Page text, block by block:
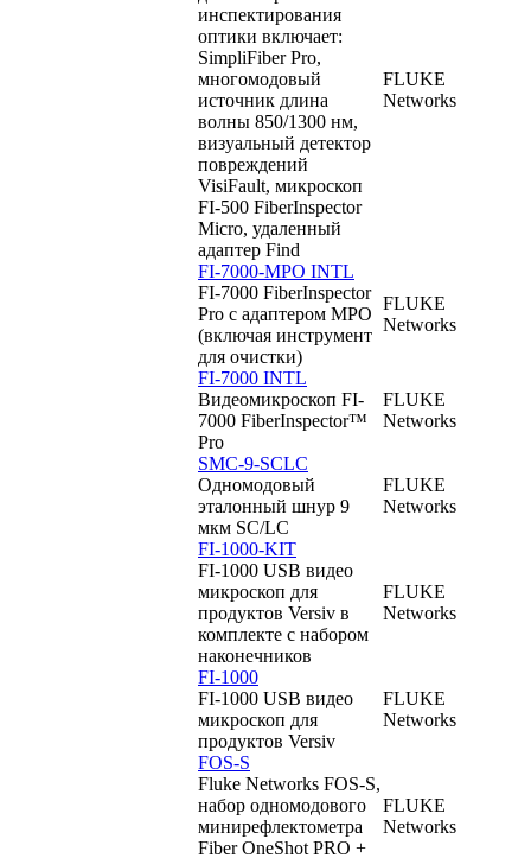
инспектирования
оптики включает:
SimpliFiber Pro,
многомодовый
источник длина
волны 850/1300 нм,
визуальный детектор
повреждений
VisiFault, микроскоп
FI-500 FiberInspector
Micro, удаленный
адаптер Find
FLUKE
Networks
FI-7000-MPO INTL
FI-7000 FiberInspector
Pro с адаптером MPO
(включая инструмент
для очистки)
FLUKE
Networks
FI-7000 INTL
Видеомикроскоп FI-
7000 FiberInspector™
Pro
FLUKE
Networks
SMC-9-SCLC
Одномодовый
эталонный шнур 9
мкм SC/LC
FLUKE
Networks
FI-1000-KIT
FI-1000 USB видео
микроскоп для
продуктов Versiv в
комплекте с набором
наконечников
FLUKE
Networks
FI-1000
FI-1000 USB видео
микроскоп для
продуктов Versiv
FLUKE
Networks
FOS-S
Fluke Networks FOS-S,
набор одномодового
минирефлектометра
Fiber OneShot PRO +
FLUKE
Networks